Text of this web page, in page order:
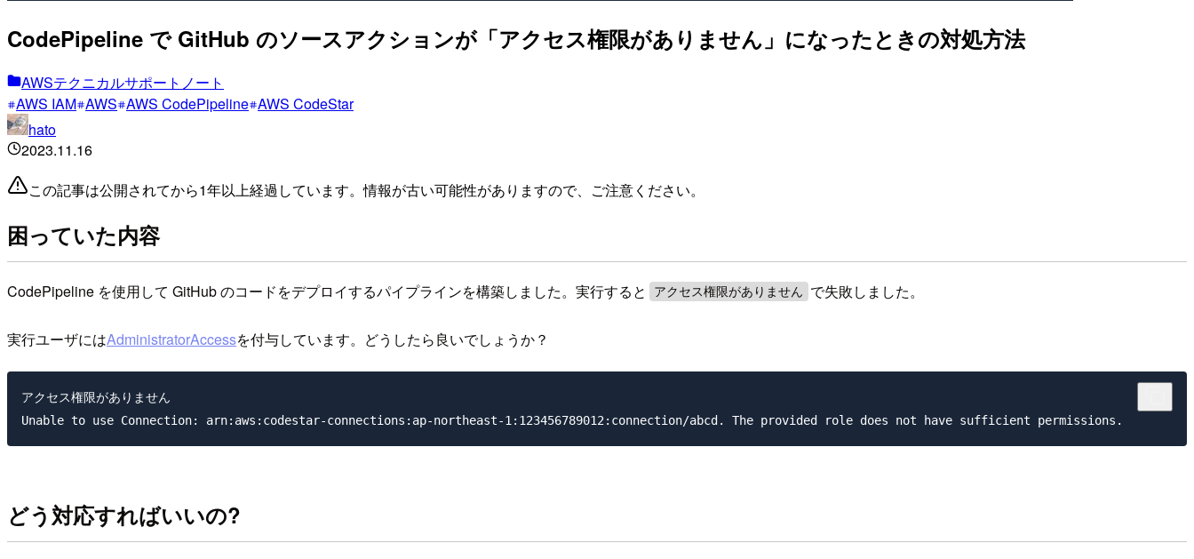
CodePipeline で GitHub のソースアクションが「アクセス権限がありません」になったときの対処方法
AWSテクニカルサポートノート
AWS IAM AWS AWS CodePipeline AWS CodeStar
hato
2023.11.16
この記事は公開されてから1年以上経過しています。情報が古い可能性がありますので、ご注意ください。
困っていた内容
CodePipeline を使用して GitHub のコードをデプロイするパイプラインを構築しました。実行すると アクセス権限がありません で失敗しました。
実行ユーザにはAdministratorAccessを付与しています。どうしたら良いでしょうか？
アクセス権限がありません
どう対応すればいいの?